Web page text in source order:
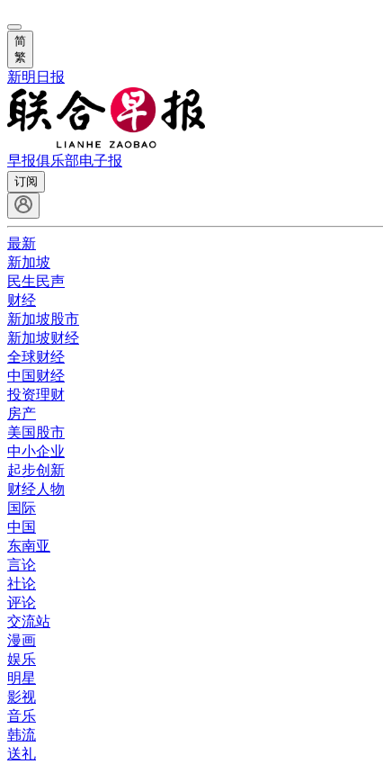
简
繁
新明日报
早报俱乐部电子报
订阅
最新
新加坡
民生民声
财经
新加坡股市
新加坡财经
全球财经
中国财经
投资理财
房产
美国股市
中小企业
起步创新
财经人物
国际
中国
东南亚
言论
社论
评论
交流站
漫画
娱乐
明星
影视
音乐
韩流
送礼